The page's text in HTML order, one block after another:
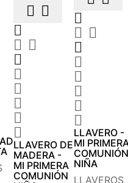
 

 






LLAVERO DE
MADERA -
MI PRIMERA
COMUNIÓN

 






LLAVERO -
MI
COMUNIÓN
NIÑA
LLAVEROS